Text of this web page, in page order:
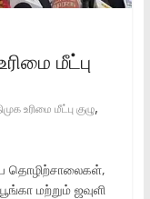
மீட்பு
உரிமை மீட்பு குழு,
தொழிற்சாலைகள்,
மற்றும் ஜவுளி